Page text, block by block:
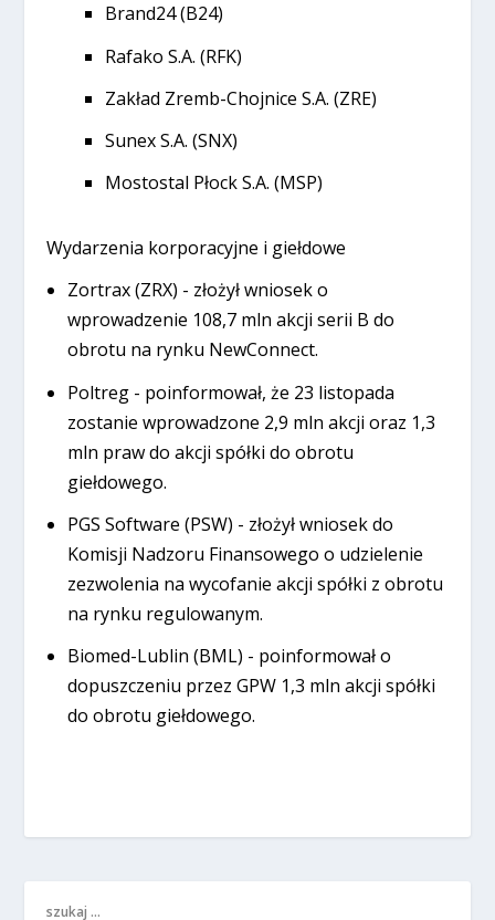
Brand24 (B24)
Rafako S.A. (RFK)
Zakład Zremb-Chojnice S.A. (ZRE)
Sunex S.A. (SNX)
Mostostal Płock S.A. (MSP)
Wydarzenia korporacyjne i giełdowe
Zortrax (ZRX) - złożył wniosek o
wprowadzenie 108,7 mln akcji serii B do
obrotu na rynku NewConnect.
Poltreg - poinformował, że 23 listopada
zostanie wprowadzone 2,9 mln akcji oraz 1,3
mln praw do akcji spółki do obrotu
giełdowego.
PGS Software (PSW) - złożył wniosek do
Komisji Nadzoru Finansowego o udzielenie
zezwolenia na wycofanie akcji spółki z obrotu
na rynku regulowanym.
Biomed-Lublin (BML) - poinformował o
dopuszczeniu przez GPW 1,3 mln akcji spółki
do obrotu giełdowego.